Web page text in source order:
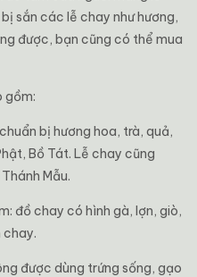
sắn các lễ chay như hương,
được, bạn cũng có thể mua
gồm:
bị hương hoa, trà, quả,
Bồ Tát. Lễ chay cũng
Mẫu.
đồ chay có hình gà, lợn, giò,
chay.
được dùng trứng sống, gạo